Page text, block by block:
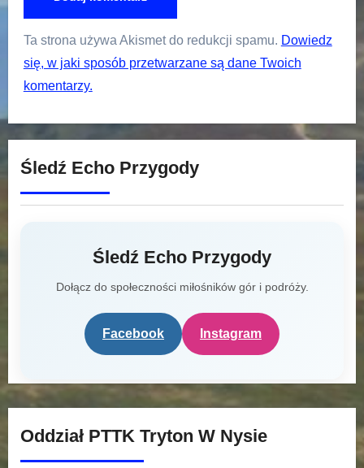
Ta strona używa Akismet do redukcji spamu. Dowiedz
się, w jaki sposób przetwarzane są dane Twoich
komentarzy.
Śledź Echo Przygody
Śledź Echo Przygody
Dołącz do społeczności miłośników gór i podróży.
Facebook Instagram
Oddział PTTK Tryton W Nysie